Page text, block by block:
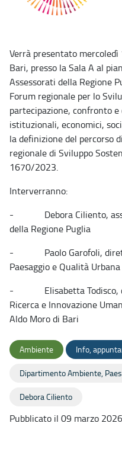
Verrà presentato
Bari, presso la Sala A al
Assessorati della Regione
Forum regionale per lo
partecipazione, confronto
istituzionali, economici,
la definizione del percorso
regionale di Sviluppo
1670/2023.
Interverranno:
- Debora Ciliento,
della Regione Puglia
- Paolo Garofoli,
Paesaggio e Qualità
- Elisabetta Todisco,
Ricerca e Innovazione
Aldo Moro di Bari
Ambiente Info,
Dipartimento Ambiente,
Debora Ciliento
Pubblicato il 09 marzo 2026